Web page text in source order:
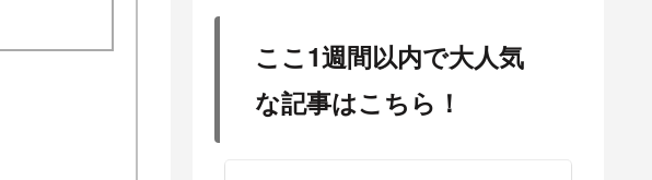
ここ1週間以内で大人気
な記事はこちら！